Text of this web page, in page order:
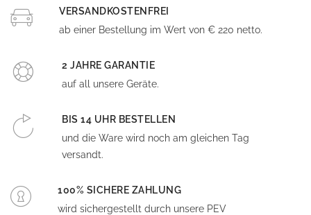
VERSANDKOSTENFREI
ab einer Bestellung im Wert von € 220 netto.
2 JAHRE GARANTIE
auf all unsere Geräte.
BIS 14 UHR BESTELLEN
und die Ware wird noch am gleichen Tag
versandt.
100% SICHERE ZAHLUNG
wird sichergestellt durch unsere PEV